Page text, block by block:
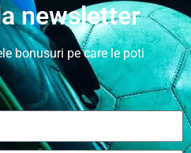
newsletter
bonusuri pe care le poti